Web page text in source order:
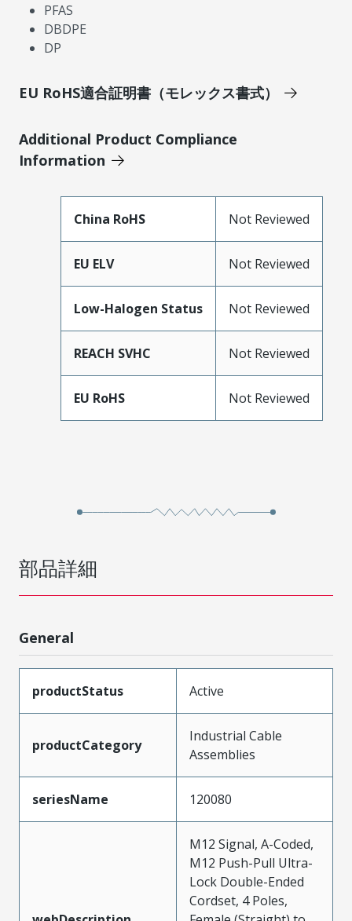
PFAS
DBDPE
DP
EU RoHS適合証明書（モレックス書式）
Additional Product Compliance
Information
China RoHS Not Reviewed
EU ELV Not Reviewed
Low-Halogen Status Not Reviewed
REACH SVHC Not Reviewed
EU RoHS Not Reviewed
部品詳細
General
productStatus Active
productCategory
Industrial Cable
Assemblies
seriesName 120080
M12 Signal, A-Coded,
M12 Push-Pull Ultra-
Lock Double-Ended
Cordset, 4 Poles,